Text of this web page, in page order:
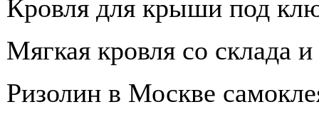
Кровля для крыши под
Мягкая кровля со склада
Ризолин в Москве